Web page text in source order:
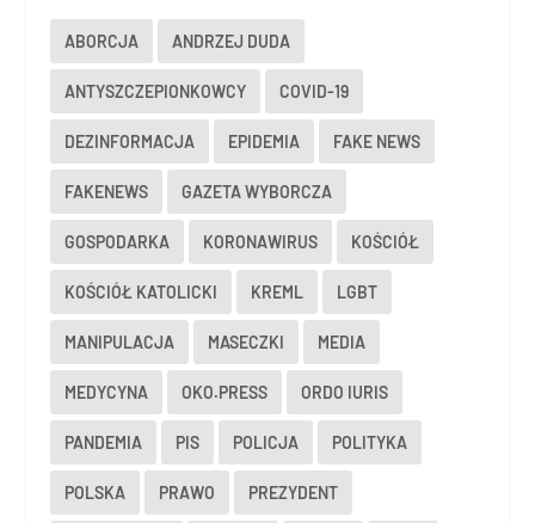
ABORCJA ANDRZEJ DUDA
ANTYSZCZEPIONKOWCY COVID-19
DEZINFORMACJA EPIDEMIA FAKE NEWS
FAKENEWS GAZETA WYBORCZA
GOSPODARKA KORONAWIRUS KOŚCIÓŁ
KOŚCIÓŁ KATOLICKI KREML LGBT
MANIPULACJA MASECZKI MEDIA
MEDYCYNA OKO.PRESS ORDO IURIS
PANDEMIA PIS POLICJA POLITYKA
POLSKA PRAWO PREZYDENT